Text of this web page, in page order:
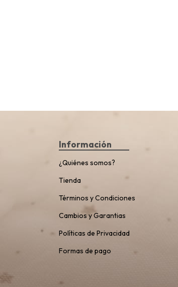
Información
¿Quiénes somos?
Tienda
Términos y Condiciones
Cambios y Garantias
Políticas de Privacidad
Formas de pago